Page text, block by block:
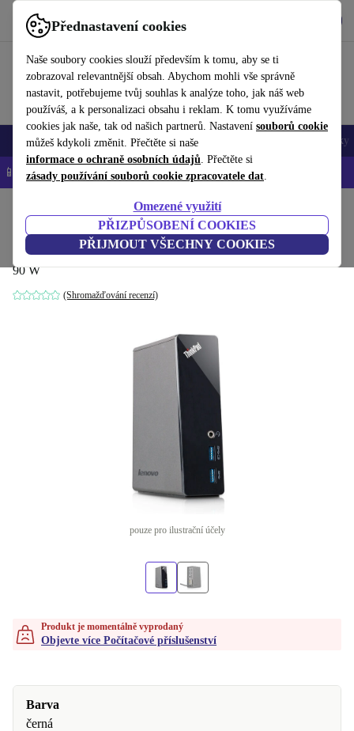
Přednastavení cookies
Naše soubory cookies slouží především k tomu, aby se ti
zobrazoval relevantnější obsah. Abychom mohli vše správně
nastavit, potřebujeme tvůj souhlas k analýze toho, jak náš web
používáš, a k personalizaci obsahu i reklam. K tomu využíváme
cookies jak naše, tak od našich partnerů. Nastavení souborů cookie
můžeš kdykoli změnit. Přečtěte si naše
informace o ochraně osobních údajů. Přečtěte si
zásady používání souborů cookie zpracovatele dat.
Omezené využití
PŘIZPŮSOBENÍ COOKIES
PŘIJMOUT VŠECHNY COOKIES
Používejte refurbed rychle a snadno
Mobily a smartphony Notebooky Tablety Doplňky
📱 -5 % NAVÍC na všechny iPhony – kód: IPHONEDEAL-
Příslušenství Počítačové příslušenství
Lenovo ThinkPad OneLink Pro
90 W
(Shromažďování recenzí)
pouze pro ilustrační účely
Produkt je momentálně vyprodaný
Objevte více Počítačové příslušenství
Barva
černá